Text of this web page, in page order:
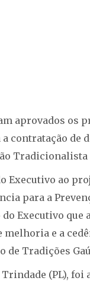
aprovados os
a contratação
Tradicionalista
Executivo ao
para a
Executivo que
e a
de Tradições
(PL),